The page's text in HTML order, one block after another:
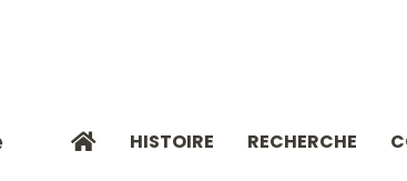
HISTOIRE RECHERCHE